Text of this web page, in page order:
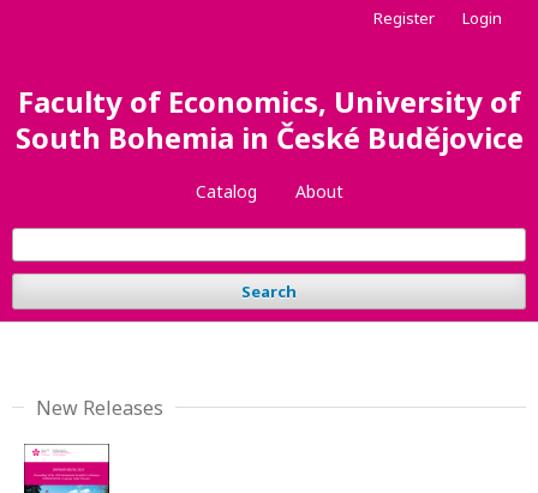
Faculty of Economics, University of
South Bohemia in České Budějovice
Catalog About
Search
Register Login
New Releases